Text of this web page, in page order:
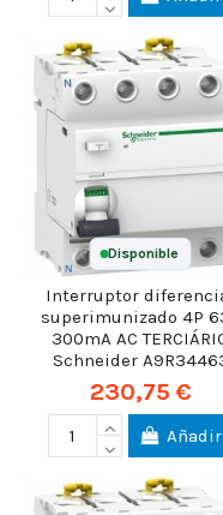
Disponible
Interruptor
superimunizado 4P
300mA AC
Schneider
230,75 €
Añadir